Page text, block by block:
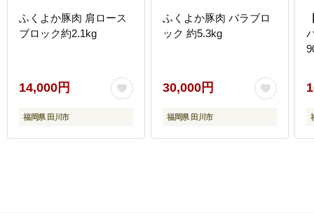
ふくよか豚肉 肩ロース
ブロック約2.1kg
14,000円
福岡県 田川市
ふくよか豚肉 バラブロ
ック 約5.3kg
30,000円
福岡県 田川市